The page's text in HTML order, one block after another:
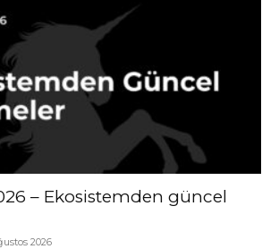
– Ekosistemden güncel
2026